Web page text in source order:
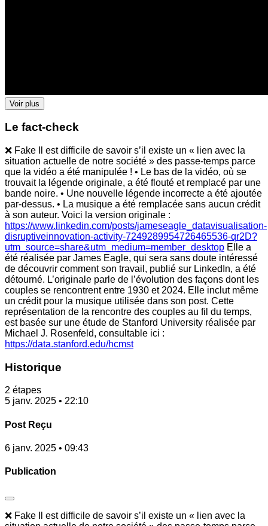
Voir plus
Le fact-check
❌ Fake Il est difficile de savoir s’il existe un « lien avec la
situation actuelle de notre société » des passe-temps parce
que la vidéo a été manipulée ! • Le bas de la vidéo, où se
trouvait la légende originale, a été flouté et remplacé par une
bande noire. • Une nouvelle légende incorrecte a été ajoutée
par-dessus. • La musique a été remplacée sans aucun crédit
à son auteur. Voici la version originale :
https://www.linkedin.com/posts/jameseagle_datavisualisation-
disruptiveinnovation-activity-7249289954726465536-qr2D?
utm_source=share&utm_medium=member_desktop Elle a
été réalisée par James Eagle, qui sera sans doute intéressé
de découvrir comment son travail, publié sur LinkedIn, a été
détourné. L’originale parle de l’évolution des façons dont les
couples se rencontrent entre 1930 et 2024. Elle inclut même
un crédit pour la musique utilisée dans son post. Cette
représentation de la rencontre des couples au fil du temps,
est basée sur une étude de Stanford University réalisée par
Michael J. Rosenfeld, consultable ici :
https://data.stanford.edu/hcmst
Historique
2 étapes
5 janv. 2025 • 22:10
Post Reçu
6 janv. 2025 • 09:43
Publication
❌ Fake Il est difficile de savoir s’il existe un « lien avec la